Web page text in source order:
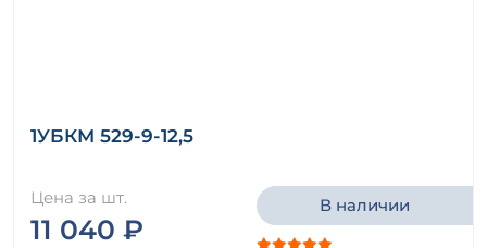
1УБКМ 529-9-12,5
Цена за шт.
11 040 ₽
В наличии